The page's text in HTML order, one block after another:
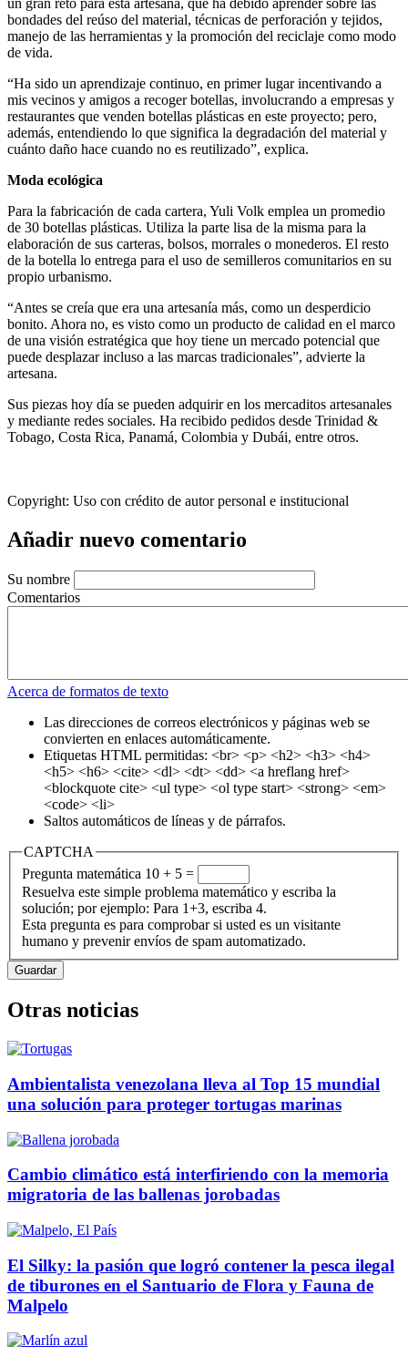
un gran reto para esta artesana, que ha debido aprender sobre las
bondades del reúso del material, técnicas de perforación y tejidos,
manejo de las herramientas y la promoción del reciclaje como modo
de vida.
“Ha sido un aprendizaje continuo, en primer lugar incentivando a
mis vecinos y amigos a recoger botellas, involucrando a empresas y
restaurantes que venden botellas plásticas en este proyecto; pero,
además, entendiendo lo que significa la degradación del material y
cuánto daño hace cuando no es reutilizado”, explica.
Moda ecológica
Para la fabricación de cada cartera, Yuli Volk emplea un promedio
de 30 botellas plásticas. Utiliza la parte lisa de la misma para la
elaboración de sus carteras, bolsos, morrales o monederos. El resto
de la botella lo entrega para el uso de semilleros comunitarios en su
propio urbanismo.
“Antes se creía que era una artesanía más, como un desperdicio
bonito. Ahora no, es visto como un producto de calidad en el marco
de una visión estratégica que hoy tiene un mercado potencial que
puede desplazar incluso a las marcas tradicionales”, advierte la
artesana.
Sus piezas hoy día se pueden adquirir en los mercaditos artesanales
y mediante redes sociales. Ha recibido pedidos desde Trinidad &
Tobago, Costa Rica, Panamá, Colombia y Dubái, entre otros.
Copyright: Uso con crédito de autor personal e institucional
Añadir nuevo comentario
Su nombre
Comentarios
Acerca de formatos de texto
Las direcciones de correos electrónicos y páginas web se
convierten en enlaces automáticamente.
Etiquetas HTML permitidas: <br> <p> <h2> <h3> <h4>
<h5> <h6> <cite> <dl> <dt> <dd> <a hreflang href>
<blockquote cite> <ul type> <ol type start> <strong> <em>
<code> <li>
Saltos automáticos de líneas y de párrafos.
CAPTCHA
Pregunta matemática 10 + 5 =
Resuelva este simple problema matemático y escriba la
solución; por ejemplo: Para 1+3, escriba 4.
Esta pregunta es para comprobar si usted es un visitante
humano y prevenir envíos de spam automatizado.
Otras noticias
Ambientalista venezolana lleva al Top 15 mundial
una solución para proteger tortugas marinas
Cambio climático está interfiriendo con la memoria
migratoria de las ballenas jorobadas
El Silky: la pasión que logró contener la pesca ilegal
de tiburones en el Santuario de Flora y Fauna de
Malpelo